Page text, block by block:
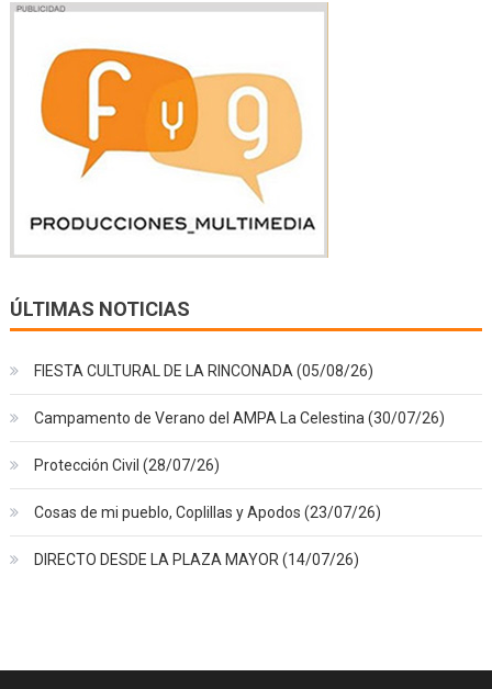
ÚLTIMAS NOTICIAS
FIESTA CULTURAL DE LA RINCONADA (05/08/26)
Campamento de Verano del AMPA La Celestina (30/07/26)
Protección Civil (28/07/26)
Cosas de mi pueblo, Coplillas y Apodos (23/07/26)
DIRECTO DESDE LA PLAZA MAYOR (14/07/26)